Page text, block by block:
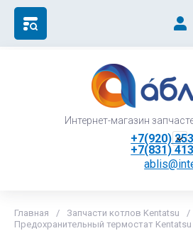
Интернет-магазин
+7(920)
+7(831)
Главная / Запчасти котлов Kentatsu
/
Предохранительный термостат Kentatsu